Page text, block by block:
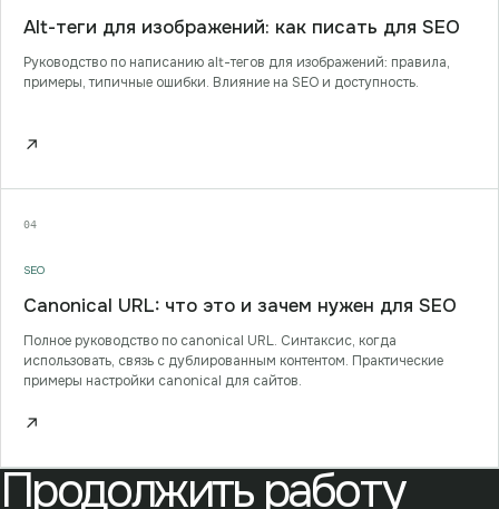
Alt-теги для изображений: как писать для SEO
Руководство по написанию alt-тегов для изображений: правила,
примеры, типичные ошибки. Влияние на SEO и доступность.
↗
04
SEO
Canonical URL: что это и зачем нужен для SEO
Полное руководство по canonical URL. Синтаксис, когда
использовать, связь с дублированным контентом. Практические
примеры настройки canonical для сайтов.
↗
Продолжить работу